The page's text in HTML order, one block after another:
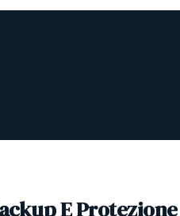
E Protezione